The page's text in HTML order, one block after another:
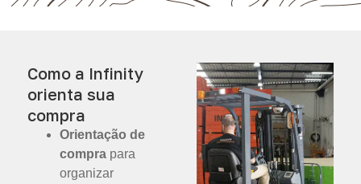
Como a Infinity
orienta sua
compra
Orientação de
compra para
organizar